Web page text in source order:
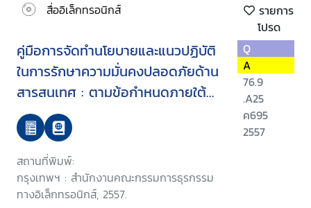
สื่ออิเล็กทรอนิกส์
รายการ
โปรด
คู่มือการจัดทำนโยบายและแนวปฏิบัติ
ในการรักษาความมั่นคงปลอดภัยด้าน
สารสนเทศ : ตามข้อกําหนดภายใต้
ประกาศคณะกรรมการธุรกรรมทาง
อิเล็กทรอนิกส์ เรื่อง แนวนโยบายและ
แนวปฏิบัติในการรักษาความมันคง
ปลอดภัยด้านสารสนเทศของหน่วย
งานของรัฐ พ.ศ. 2553
สถานที่พิมพ์:
กรุงเทพฯ : สำนักงานคณะกรรมการธุรกรรม
ทางอิเล็กทรอนิกส์, 2557.
Q
A
76.9
.A25
ค695
2557